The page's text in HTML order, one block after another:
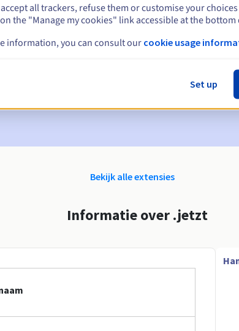
30, 15, 7 en 3 dagen vóór de vervaldatum
Period om de verwijdering van de domeinnaam te
Bekijk alle extensies
Informatie over .jetzt
all trackers, refuse them or customise your
the "Manage my cookies" link accessible at the bottom
information, you can consult our cookie usage
Set up